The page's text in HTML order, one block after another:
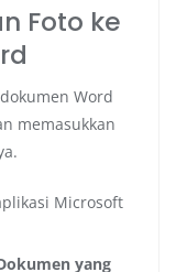
Foto ke
Word
memasukkan
Microsoft
yang